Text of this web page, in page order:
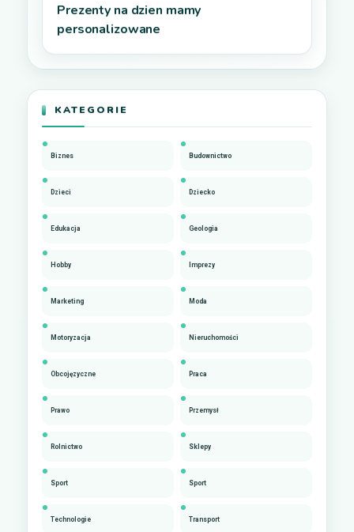
Prezenty na dzien mamy
personalizowane
KATEGORIE
Biznes Budownictwo
Dzieci Dziecko
Edukacja Geologia
Hobby Imprezy
Marketing Moda
Motoryzacja Nieruchomości
Obcojęzyczne Praca
Prawo Przemysł
Rolnictwo Sklepy
Sport Sport
Technologie Transport